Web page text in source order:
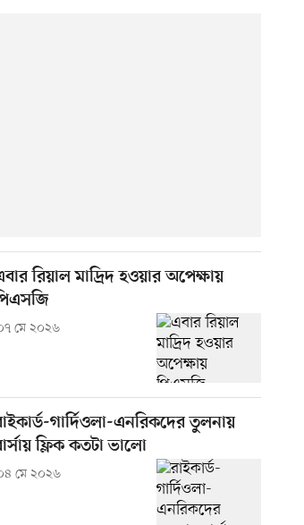
রিয়াল মাদ্রিদ হওয়ার অপেক্ষায়
মে ২০২৬
গার্দিওলা-এনরিকদের তুলনায়
ফ্লিক কতটা ভালো
মে ২০২৬